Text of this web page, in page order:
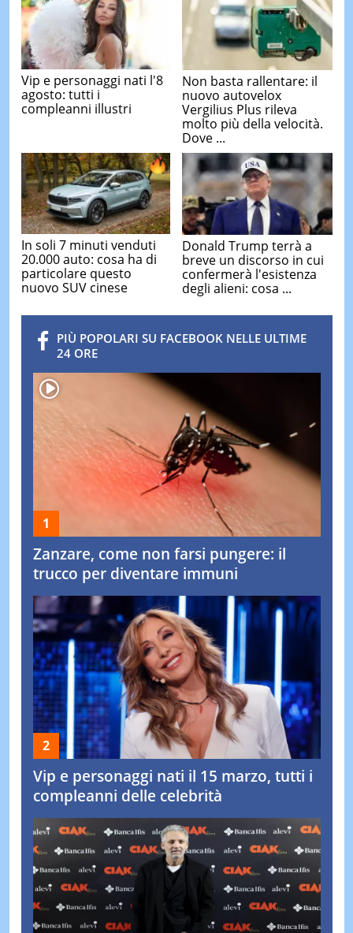
Vip e personaggi nati l'8
agosto: tutti i
compleanni illustri
Non basta rallentare: il
nuovo autovelox
Vergilius Plus rileva
molto più della velocità.
Dove ...
In soli 7 minuti venduti
20.000 auto: cosa ha di
particolare questo
nuovo SUV cinese
Donald Trump terrà a
breve un discorso in cui
confermerà l'esistenza
degli alieni: cosa ...
PIÙ POPOLARI SU FACEBOOK NELLE ULTIME
24 ORE
Zanzare, come non farsi pungere: il
trucco per diventare immuni
Vip e personaggi nati il 15 marzo, tutti i
compleanni delle celebrità